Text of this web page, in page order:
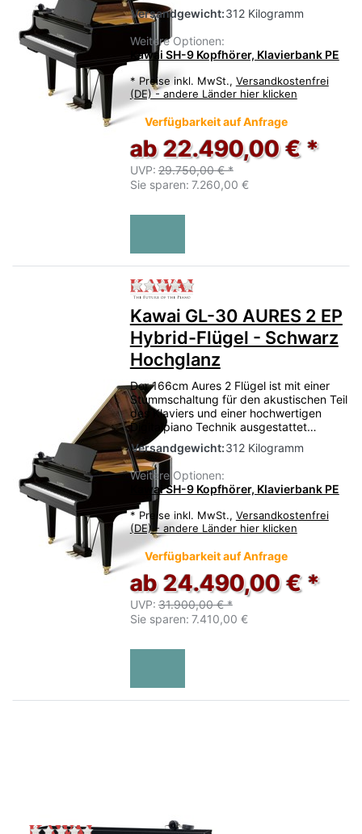
Versandgewicht:312 Kilogramm
Weitere Optionen:
Kawai SH-9 Kopfhörer, Klavierbank PE
* Preise inkl. MwSt., Versandkostenfrei
(DE) - andere Länder hier klicken
Verfügbarkeit auf Anfrage
ab 22.490,00 € *
UVP: 29.750,00 € *
Sie sparen: 7.260,00 €
Zu diesem Produkt liegen
Kawai GL-30 AURES 2 EP
Hybrid-Flügel - Schwarz
Hochglanz
Der 166cm Aures 2 Flügel ist mit einer
Stummschaltung für den akustischen Teil
des Klaviers und einer hochwertigen
Digitalpiano Technik ausgestattet…
Versandgewicht:312 Kilogramm
Weitere Optionen:
Kawai SH-9 Kopfhörer, Klavierbank PE
* Preise inkl. MwSt., Versandkostenfrei
(DE) - andere Länder hier klicken
Verfügbarkeit auf Anfrage
ab 24.490,00 € *
UVP: 31.900,00 € *
Sie sparen: 7.410,00 €